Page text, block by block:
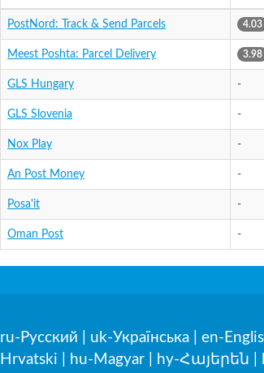
PostNord: Track & Send Parcels 4.03
Meest Poshta: Parcel Delivery 3.98
GLS Hungary -
GLS Slovenia -
Nox Play -
An Post Money -
Posa'it -
Oman Post -
ru-Русский uk-Українська en-
Hrvatski
hu-Magyar hy-Հայերեն